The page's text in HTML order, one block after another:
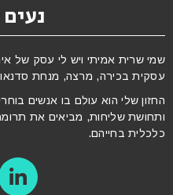
עסקית בכירה, מרצה, מנחת סדנאות
החזון שלי הוא עולם בו אנשים
ותחושת שליחות, מביאים את
כלכלית בחייהם.